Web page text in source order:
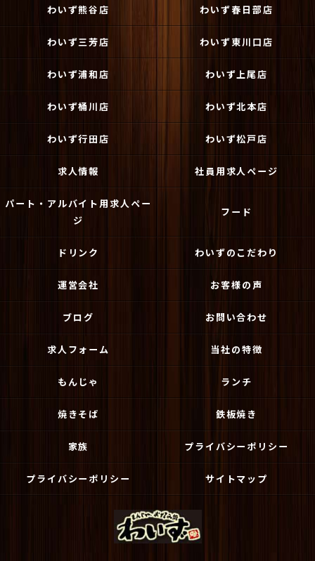
わいず熊谷店 わいず春日部店
わいず三芳店 わいず東川口店
わいず浦和店 わいず上尾店
わいず桶川店 わいず北本店
わいず行田店 わいず松戸店
求人情報 社員用求人ページ
パート・アルバイト用求人ペー
ジ
フード
ドリンク わいずのこだわり
運営会社 お客様の声
ブログ お問い合わせ
求人フォーム 当社の特徴
もんじゃ ランチ
焼きそば 鉄板焼き
家族 プライバシーポリシー
プライバシーポリシー サイトマップ